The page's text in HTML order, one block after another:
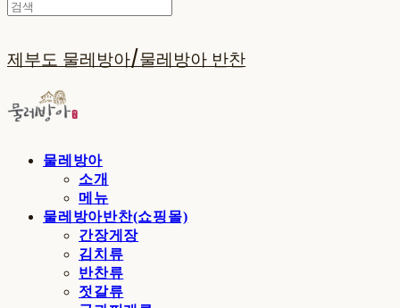
제부도 물레방아/물레방아 반찬
물레방아
소개
메뉴
물레방아반찬(쇼핑몰)
간장게장
김치류
반찬류
젓갈류